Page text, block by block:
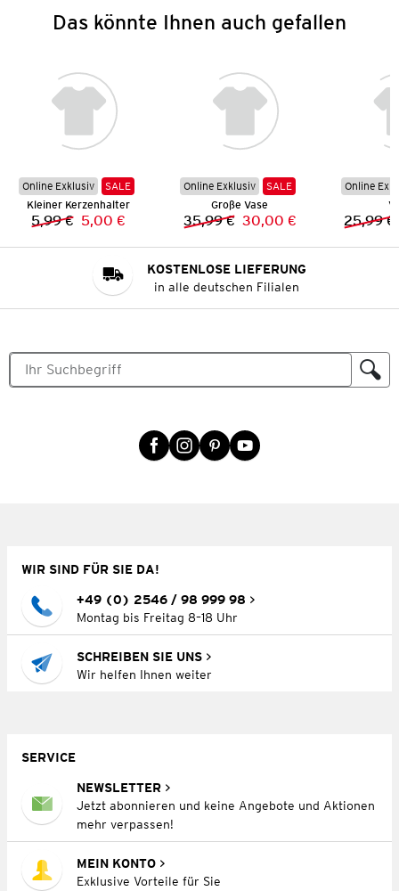
Das könnte Ihnen auch gefallen
Online Exklusiv
SALE
Kleiner Kerzenhalter
Vorheriger Preis:
5,99 € Neuer Preis:
5,00 €
Online Exklusiv
SALE
Große Vase
Vorheriger Preis:
35,99 € Neuer Preis:
30,00 €
Online
25,99 €
KOSTENLOSE LIEFERUNG
in alle deutschen Filialen
WIR SIND FÜR SIE DA!
+49 (0) 2546 / 98 999 98
Montag bis Freitag 8–18 Uhr
SCHREIBEN SIE UNS
Wir helfen Ihnen weiter
SERVICE
NEWSLETTER
Jetzt abonnieren und keine Angebote und Aktionen
mehr verpassen!
MEIN KONTO
Exklusive Vorteile für Sie